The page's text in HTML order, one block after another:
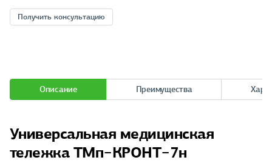
Получить консультацию
Описание Преимущества
Универсальная медицинская
тележка ТМп−КРОНТ−7н